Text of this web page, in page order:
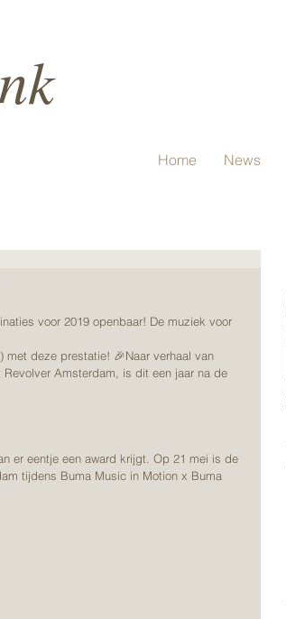
Home News
voor 2019 openbaar! De muziek voor
met deze prestatie! 🎉Naar verhaal van
Amsterdam, is dit een jaar na de
er eentje een award krijgt. Op 21 mei is de
tijdens Buma Music in Motion x Buma